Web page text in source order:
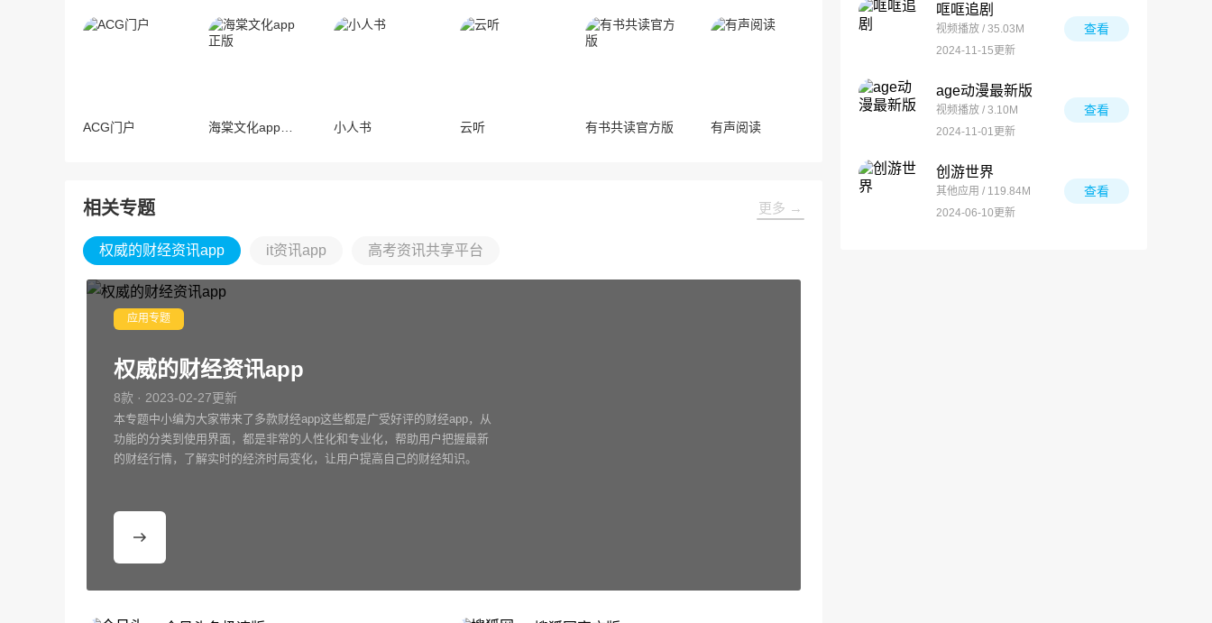
ACG门户 小人书 云听 有书共读官方版 有声阅读
相关专题 更多 →
权威的财经资讯app it资讯app 高考资讯共享平台
应用专题
权威的财经资讯app
8款 · 2023-02-27更新
本专题中小编为大家带来了多款财经app这些都是广受好评的财经app，从
功能的分类到使用界面，都是非常的人性化和专业化，帮助用户把握最新
的财经行情，了解实时的经济时局变化，让用户提高自己的财经知识。
哐哐追剧
视频播放 / 35.03M
2024-11-15更新
查看
age动漫最新版
视频播放 / 3.10M
2024-11-01更新
查看
创游世界
其他应用 / 119.84M
2024-06-10更新
查看